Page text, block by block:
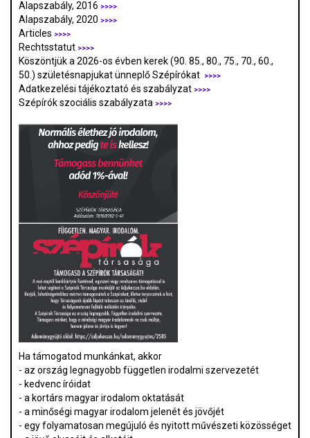
Alapszabály, 2016 >>>>
Alapszabály, 2020 >>>>
Articles >>>>
Rechtsstatut >>>>
Köszöntjük a 2026-os évben kerek (90. 85., 80., 75., 70., 60.,
50.) születésnapjukat ünneplő Szépírókat
>>>>
Adatkezelési tájékoztató és szabályzat >>>>
Szépírók szociális szabályzata >>>>
Ha támogatod munkánkat, akkor
- az ország legnagyobb független irodalmi szervezetét
- kedvenc íróidat
- a kortárs magyar irodalom oktatását
- a minőségi magyar irodalom jelenét és jövőjét
- egy folyamatosan megújuló és nyitott művészeti közösséget